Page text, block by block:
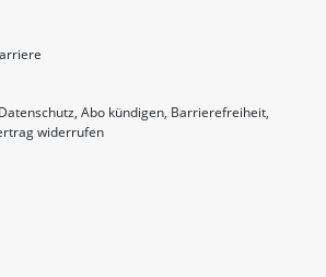
Datenschutz Abo kündigen Barrierefreiheit
widerrufen